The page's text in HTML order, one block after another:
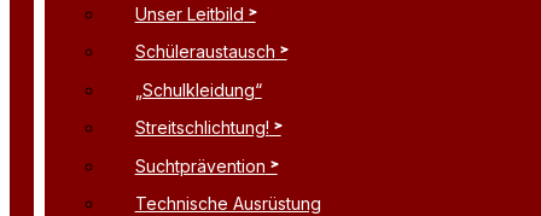
Unser Leitbild
Schüleraustausch
„Schulkleidung“
Streitschlichtung!
Suchtprävention
Technische Ausrüstung